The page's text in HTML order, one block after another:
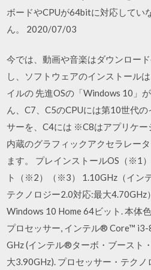
ボードやCPUが64bitに対応してい
ん。 2020/07/03
今では、動画や音楽はダウンロー
し、ソフトウェアのインストール
イルの 先進OSの「Windows 10」
ん、C7、C5のCPUには第10世代
サーを、C4には ※C8はアプリケー
内蔵のグラフィックアクセラレー
ます。 プレインストールOS（※1
ト（※2）（※3） 1.10GHz（イン
テクノロジー2.0対応:最大4.70GHz
Windows 10 Home 64ビット. 本体
プロセッサー, インテル® Core™
GHz (インテル®ターボ・ブースト
大3.90GHz). プロセッサー・テク